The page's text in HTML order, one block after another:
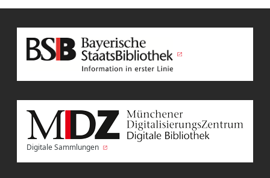
Digitale Sammlungen